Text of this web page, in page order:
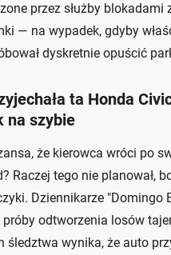
przez służby blokadami
— na wypadek, gdyby
dyskretnie opuścić
ta Honda
na szybie
że kierowca wróci po
Raczej tego nie planował,
Dziennikarze "Domingo
próby odtworzenia losów
śledztwa wynika, że auto